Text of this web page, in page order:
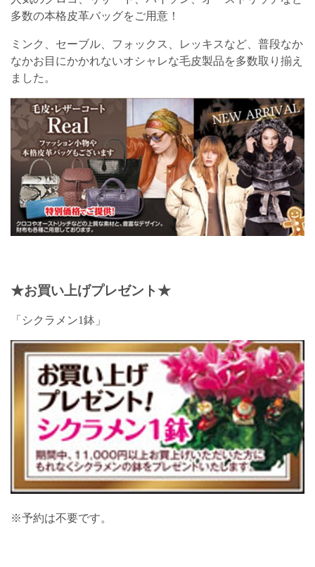
多数の本格皮革バッグをご用意！
ミンク、セーブル、フォックス、レッキスなど、普段なか
なかお目にかかれないオシャレな毛皮製品を多数取り揃え
ました。
★お買い上げプレゼント★
「シクラメン1鉢」
※予約は不要です。